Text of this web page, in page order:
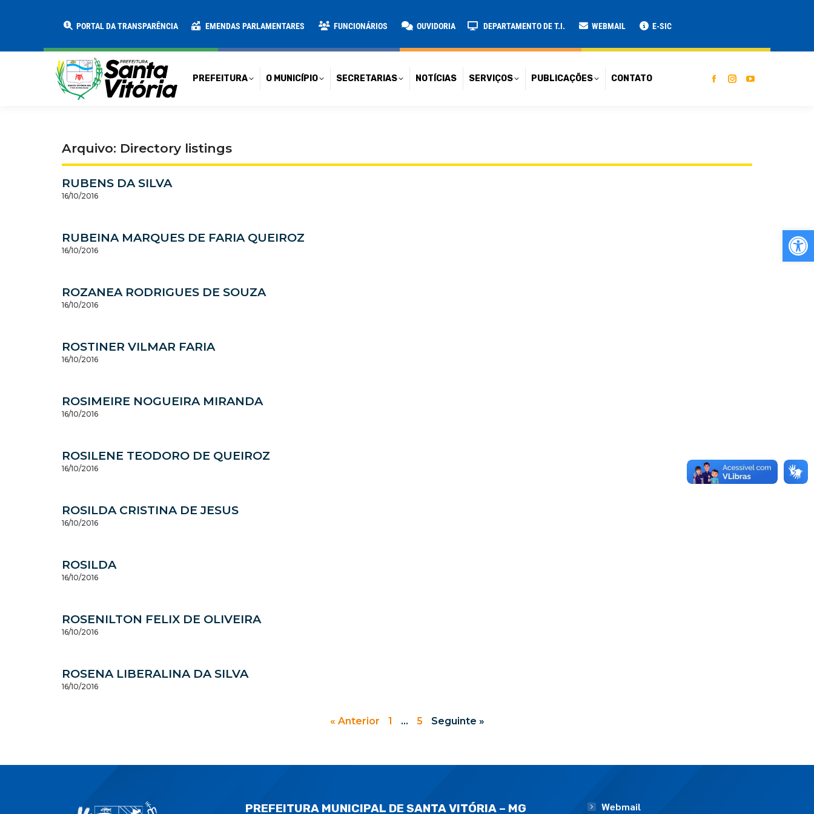
PORTAL DA TRANSPARÊNCIA EMENDAS PARLAMENTARES FUNCIONÁRIOS OUVIDORIA DEPARTAMENTO DE T.I. WEBMAIL E-SIC
PREFEITURA O MUNICÍPIO SECRETARIAS NOTÍCIAS SERVIÇOS PUBLICAÇÕES CONTATO
Arquivo: Directory listings
RUBENS DA SILVA
16/10/2016
RUBEINA MARQUES DE FARIA QUEIROZ
16/10/2016
ROZANEA RODRIGUES DE SOUZA
16/10/2016
ROSTINER VILMAR FARIA
16/10/2016
ROSIMEIRE NOGUEIRA MIRANDA
16/10/2016
ROSILENE TEODORO DE QUEIROZ
16/10/2016
ROSILDA CRISTINA DE JESUS
16/10/2016
ROSILDA
16/10/2016
ROSENILTON FELIX DE OLIVEIRA
16/10/2016
ROSENA LIBERALINA DA SILVA
16/10/2016
« Anterior 1 … 5 Seguinte »
PREFEITURA MUNICIPAL DE SANTA VITÓRIA – MG Webmail